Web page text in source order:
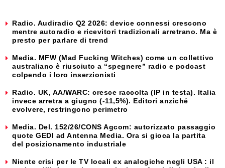
Radio. Audiradio Q2 2026: device connessi crescono
mentre autoradio e ricevitori tradizionali arretrano. Ma è
presto per parlare di trend
Media. MFW (Mad Fucking Witches) come un collettivo
australiano è riusciuto a “spegnere” radio e podcast
colpendo i loro inserzionisti
Radio. UK, AA/WARC: cresce raccolta (IP in testa). Italia
invece arretra a giugno (-11,5%). Editori anziché
evolvere, restringono perimetro
Media. Del. 152/26/CONS Agcom: autorizzato passaggio
quote GEDI ad Antenna Media. Ora si gioca la partita
del posizionamento industriale
Niente crisi per le TV locali ex analogiche negli USA : il